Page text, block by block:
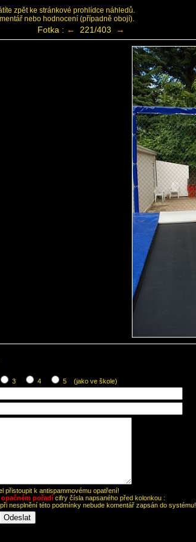
zpět ke stránkové prohlídce náhledů.
nebo hodnocení (případně obojí).
Fotka : ← 221/403 →
3 4
5 (jako ve škole)
přistoupit k antispammovému opatření!
opačném pořadí cifry čísla napsaného před kolonkou :
nesplnění této podmínky nebude komentář zapsán do systému!